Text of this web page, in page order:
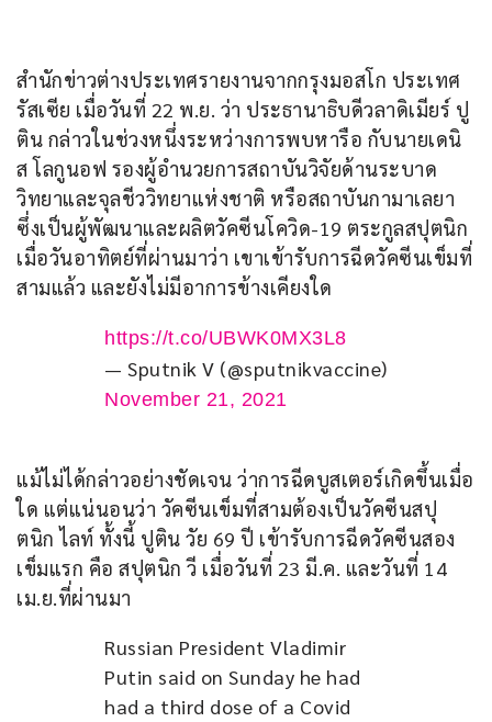
สำนักข่าวต่างประเทศรายงานจากกรุงมอสโก ประเทศ
รัสเซีย เมื่อวันที่ 22 พ.ย. ว่า ประธานาธิบดีวลาดิเมียร์ ปู
ติน กล่าวในช่วงหนึ่งระหว่างการพบหารือ กับนายเดนิ
ส โลกูนอฟ รองผู้อำนวยการสถาบันวิจัยด้านระบาด
วิทยาและจุลชีววิทยาแห่งชาติ หรือสถาบันกามาเลยา
ซึ่งเป็นผู้พัฒนาและผลิตวัคซีนโควิด-19 ตระกูลสปุตนิก
เมื่อวันอาทิตย์ที่ผ่านมาว่า เขาเข้ารับการฉีดวัคซีนเข็มที่
สามแล้ว และยังไม่มีอาการข้างเคียงใด
https://t.co/UBWK0MX3L8
— Sputnik V (@sputnikvaccine)
November 21, 2021
แม้ไม่ได้กล่าวอย่างชัดเจน ว่าการฉีดบูสเตอร์เกิดขึ้นเมื่อ
ใด แต่แน่นอนว่า วัคซีนเข็มที่สามต้องเป็นวัคซีนสปุ
ตนิก ไลท์ ทั้งนี้ ปูติน วัย 69 ปี เข้ารับการฉีดวัคซีนสอง
เข็มแรก คือ สปุตนิก วี เมื่อวันที่ 23 มี.ค. และวันที่ 14
เม.ย.ที่ผ่านมา
Russian President Vladimir
Putin said on Sunday he had
had a third dose of a Covid